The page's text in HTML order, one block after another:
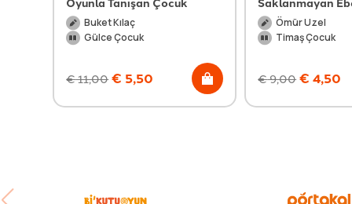
Buket Kılaç
Gülce Çocuk
€11,00 € 5,50
Ömür Uzel
Timaş Çocuk
€9,00 € 4,50